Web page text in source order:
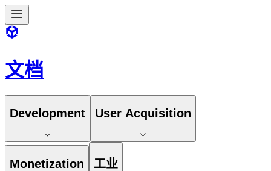
文档
Development User Acquisition
Monetization 工业